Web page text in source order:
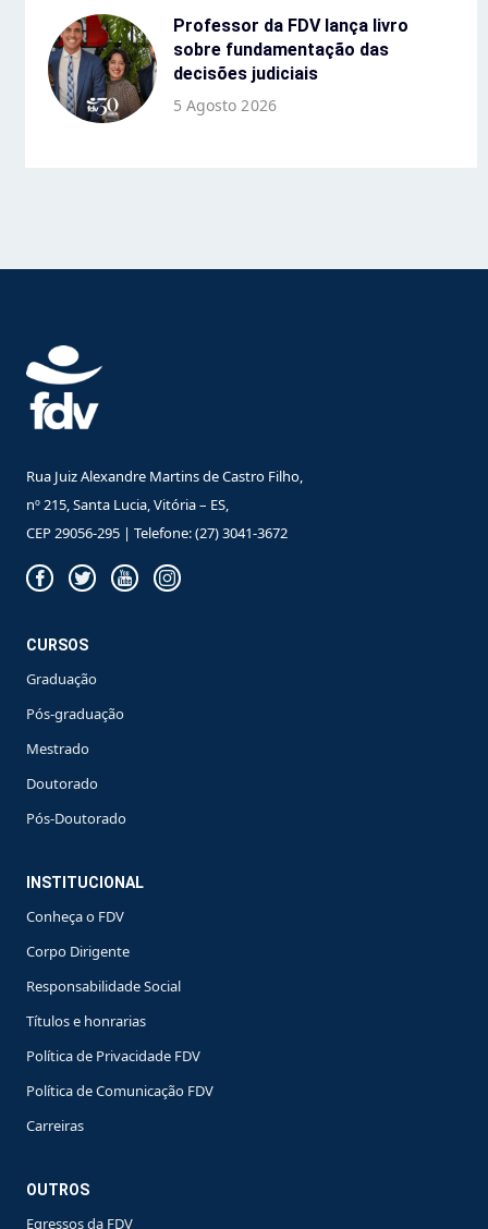
Professor da FDV lança livro
sobre fundamentação das
decisões judiciais
5 Agosto 2026
Rua Juiz Alexandre Martins de Castro Filho,
nº 215, Santa Lucia, Vitória – ES,
CEP 29056-295 | Telefone: (27) 3041-3672
CURSOS
Graduação
Pós-graduação
Mestrado
Doutorado
Pós-Doutorado
INSTITUCIONAL
Conheça o FDV
Corpo Dirigente
Responsabilidade Social
Títulos e honrarias
Política de Privacidade FDV
Política de Comunicação FDV
Carreiras
OUTROS
Egressos da FDV